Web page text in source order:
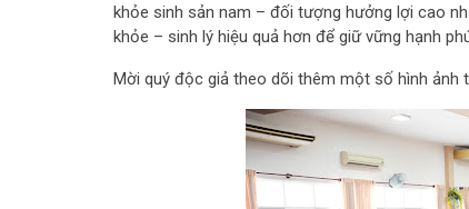
khỏe sinh sản nam – đối tượng hưởng lợi cao
khỏe – sinh lý hiệu quả hơn để giữ vững hạnh
Mời quý độc giả theo dõi thêm một số hình ảnh